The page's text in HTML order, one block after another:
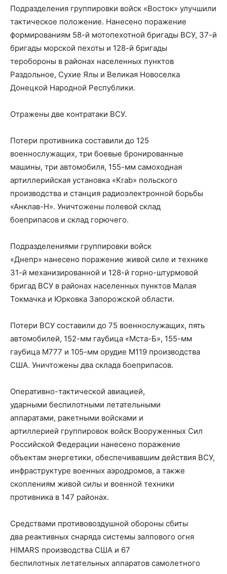
Подразделения группировки войск «Восток» улучшили
тактическое положение. Нанесено поражение
формированиям 58-й мотопехотной бригады ВСУ, 37-й
бригады морской пехоты и 128-й бригады
теробороны в районах населенных пунктов
Раздольное, Сухие Ялы и Великая Новоселка
Донецкой Народной Республики.
Отражены две контратаки ВСУ.
Потери противника составили до 125
военнослужащих, три боевые бронированные
машины, три автомобиля, 155-мм самоходная
артиллерийская установка «Krab» польского
производства и станция радиоэлектронной борьбы
«Анклав-Н». Уничтожены полевой склад
боеприпасов и склад горючего.
Подразделениями группировки войск
«Днепр» нанесено поражение живой силе и технике
31-й механизированной и 128-й горно-штурмовой
бригад ВСУ в районах населенных пунктов Малая
Токмачка и Юрковка Запорожской области.
Потери ВСУ составили до 75 военнослужащих, пять
автомобилей, 152-мм гаубица «Мста-Б», 155-мм
гаубица М777 и 105-мм орудие М119 производства
США. Уничтожены два склада боеприпасов.
Оперативно-тактической авиацией,
ударными беспилотными летательными
аппаратами, ракетными войсками и
артиллерией группировок войск Вооруженных Сил
Российской Федерации нанесено поражение
объектам энергетики, обеспечивавшим действия ВСУ,
инфраструктуре военных аэродромов, а также
скоплениям живой силы и военной техники
противника в 147 районах.
Средствами противовоздушной обороны сбиты
два реактивных снаряда системы залпового огня
HIMARS производства США и 67
беспилотных летательных аппаратов самолетного